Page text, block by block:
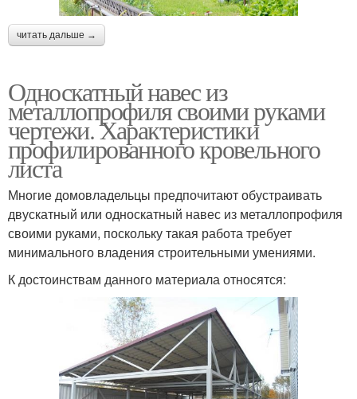
читать дальше →
Односкатный навес из
металлопрофиля своими руками
чертежи. Характеристики
профилированного кровельного
листа
Многие домовладельцы предпочитают обустраивать
двускатный или односкатный навес из металлопрофиля
своими руками, поскольку такая работа требует
минимального владения строительными умениями.
К достоинствам данного материала относятся: